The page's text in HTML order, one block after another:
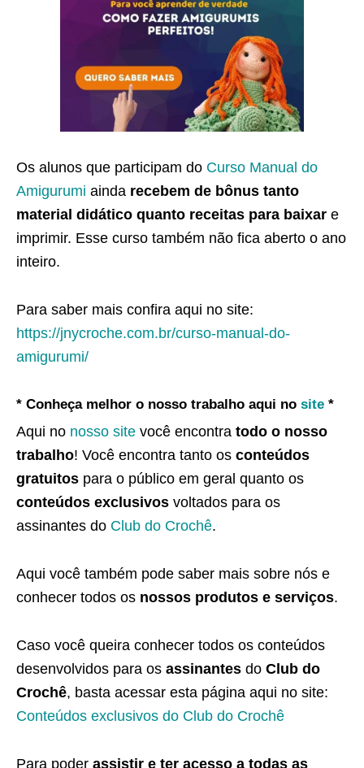
Os alunos que participam do Curso Manual do
Amigurumi ainda recebem de bônus tanto
material didático quanto receitas para baixar e
imprimir. Esse curso também não fica aberto o ano
inteiro.
Para saber mais confira aqui no site:
https://jnycroche.com.br/curso-manual-do-
amigurumi/
* Conheça melhor o nosso trabalho aqui no site *
Aqui no nosso site você encontra todo o nosso
trabalho! Você encontra tanto os conteúdos
gratuitos para o público em geral quanto os
conteúdos exclusivos voltados para os
assinantes do Club do Crochê.
Aqui você também pode saber mais sobre nós e
conhecer todos os nossos produtos e serviços.
Caso você queira conhecer todos os conteúdos
desenvolvidos para os assinantes do Club do
Crochê, basta acessar esta página aqui no site:
Conteúdos exclusivos do Club do Crochê
Para poder assistir e ter acesso a todas as